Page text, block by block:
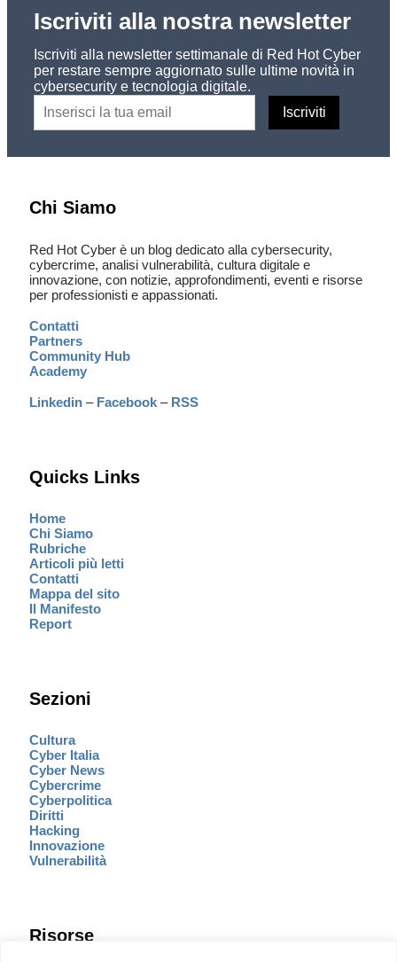
Iscriviti alla nostra newsletter
Iscriviti alla newsletter settimanale di Red Hot Cyber
per restare sempre aggiornato sulle ultime novità in
cybersecurity e tecnologia digitale.
Chi Siamo
Red Hot Cyber è un blog dedicato alla cybersecurity,
cybercrime, analisi vulnerabilità, cultura digitale e
innovazione, con notizie, approfondimenti, eventi e risorse
per professionisti e appassionati.
Contatti
Partners
Community Hub
Academy
Linkedin – Facebook – RSS
Quicks Links
Home
Chi Siamo
Rubriche
Articoli più letti
Contatti
Mappa del sito
Il Manifesto
Report
Sezioni
Cultura
Cyber Italia
Cyber News
Cybercrime
Cyberpolitica
Diritti
Hacking
Innovazione
Vulnerabilità
Risorse